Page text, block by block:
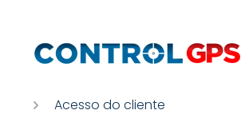
Acesso do cliente